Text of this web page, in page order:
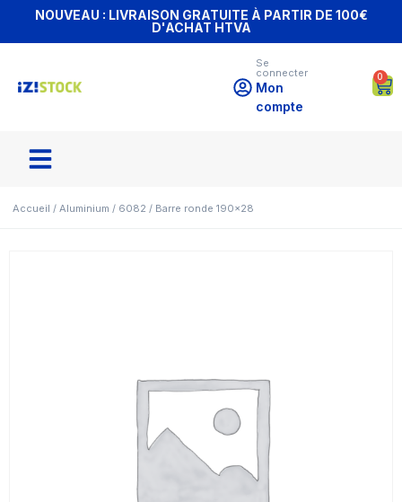
NOUVEAU : LIVRAISON GRATUITE À PARTIR DE 100€
D'ACHAT HTVA
Se
connecter
Mon
compte
0
Accueil / Aluminium / 6082 / Barre ronde 190×28